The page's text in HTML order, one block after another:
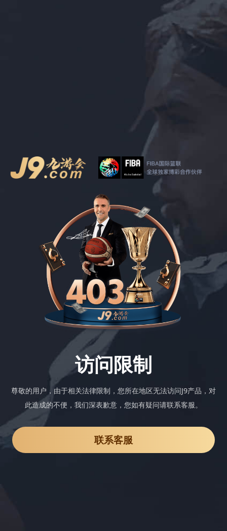
访问限制
尊敬的用户，由于相关法律限制，您所在地区无法访问J9产品，对
此造成的不便，我们深表歉意，您如有疑问请联系客服。
联系客服